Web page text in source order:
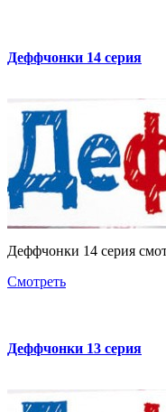
Деффчонки 14 серия
Деффчонки 14 серия
Смотреть
Деффчонки 13 серия